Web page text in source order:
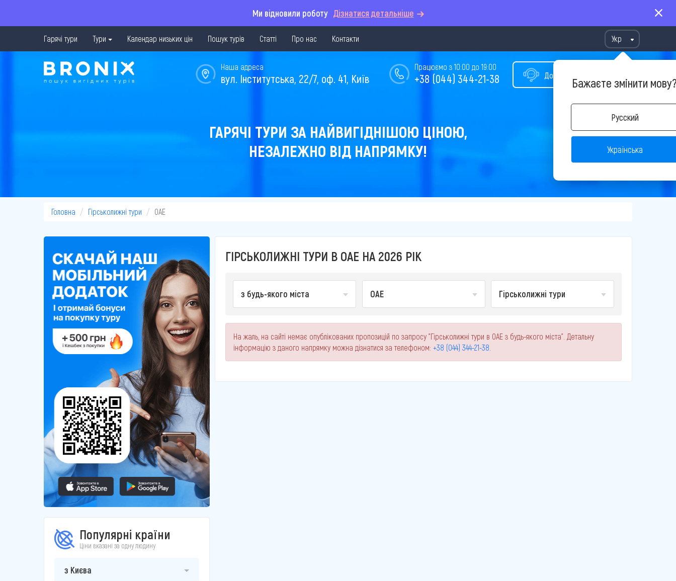
Ми відновили роботу Дізнатися детальніше
Гарячі тури Тури Календар низьких цін Пошук турів Статті Про нас Контакти Укр
Бажаєте змінити
Русский
Українська
Допомога у виборі туру
Працюємо з 10:00 до 19:00
+38 (044) 344-21-38
Наша адреса
вул. Інститутська, 22/7, оф. 41, Київ
ГАРЯЧІ ТУРИ ЗА НАЙВИГІДНІШОЮ ЦІНОЮ,
НЕЗАЛЕЖНО ВІД НАПРЯМКУ!
Головна Гірськолижні тури ОАЕ
Популярні країни
Ціни вказані за одну людину
з Києва
ГІРСЬКОЛИЖНІ ТУРИ В ОАЕ НА 2026 РІК
з будь-якого міста ОАЕ Гірськолижні тури
На жаль, на сайті немає опублікованих пропозицій по запросу "Гірськолижні тури в ОАЕ з будь-якого міста". Детальну
інформацію з даного напрямку можна дізнатися за телефоном: +38 (044) 344-21-38